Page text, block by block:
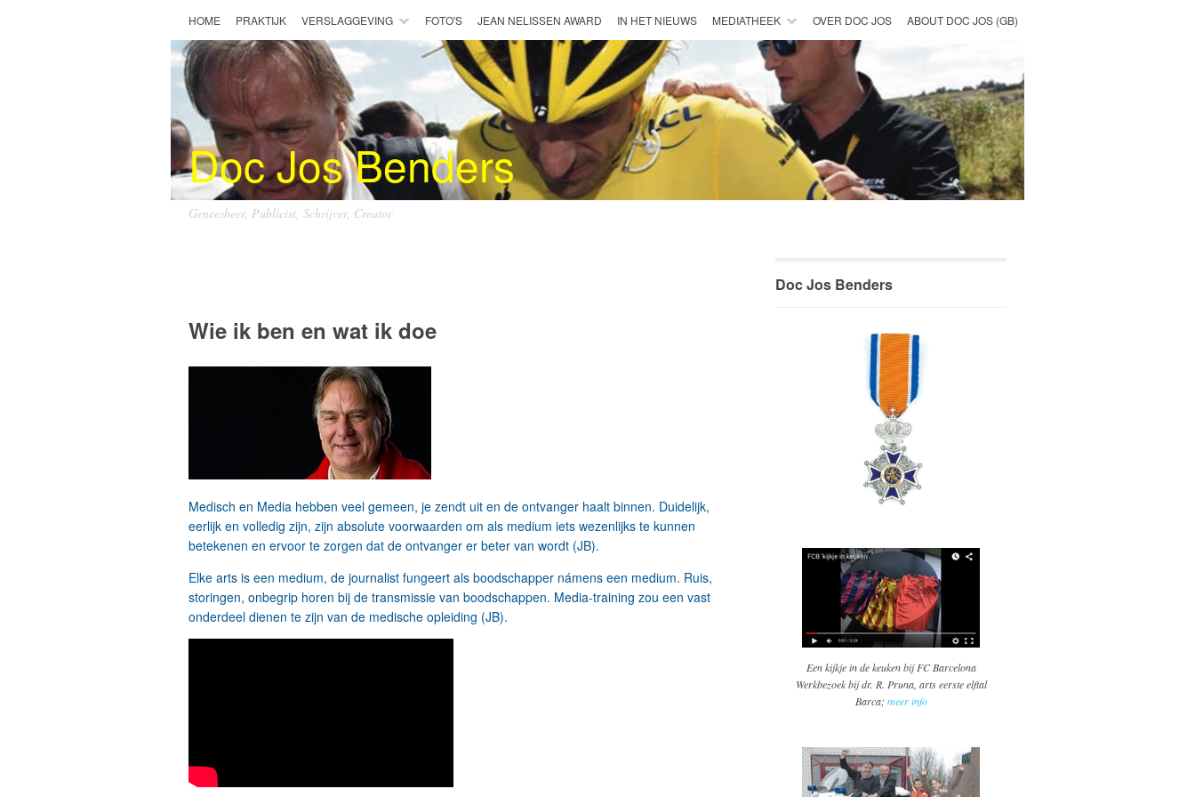
Doc Jos Benders
Geneesheer, Publicist, Schrijver, Creator
HOME PRAKTIJK VERSLAGGEVING FOTO'S JEAN NELISSEN AWARD IN HET NIEUWS MEDIATHEEK OVER DOC JOS ABOUT DOC JOS (GB)
Doc Jos Benders
Een kijkje in de keuken bij FC Barcelona
Werkbezoek bij dr. R. Pruna, arts eerste elftal
Barca; meer info
Wie ik ben en wat ik doe
Medisch en Media hebben veel gemeen, je zendt uit en de ontvanger haalt binnen. Duidelijk,
eerlijk en volledig zijn, zijn absolute voorwaarden om als medium iets wezenlijks te kunnen
betekenen en ervoor te zorgen dat de ontvanger er beter van wordt (JB).
Elke arts is een medium, de journalist fungeert als boodschapper námens een medium. Ruis,
storingen, onbegrip horen bij de transmissie van boodschappen. Media-training zou een vast
onderdeel dienen te zijn van de medische opleiding (JB).